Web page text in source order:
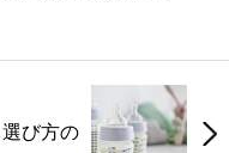
び方の